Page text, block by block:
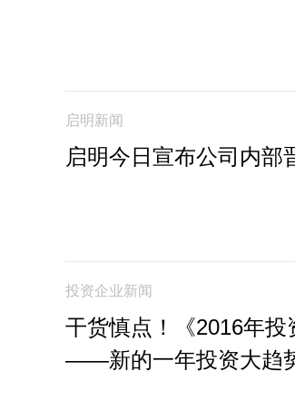
启明新闻
启明今日宣布公司内部
投资企业新闻
干货慎点！《2016年投
——新的一年投资大趋